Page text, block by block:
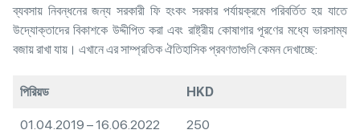
ব্যবসায় নিবন্ধনের জন্য সরকারী ফি হংকং সরকার পর্যায়ক্রমে পরিবর্তিত হয় যাতে
উদ্যোক্তাদের বিকাশকে উদ্দীপিত করা এবং রাষ্ট্রীয় কোষাগার পূরণের মধ্যে ভারসাম্য
বজায় রাখা যায়। এখানে এর সাম্প্রতিক ঐতিহাসিক প্রবণতাগুলি কেমন দেখাচ্ছে:
পিরিয়ড HKD
01.04.2019 – 16.06.2022 250